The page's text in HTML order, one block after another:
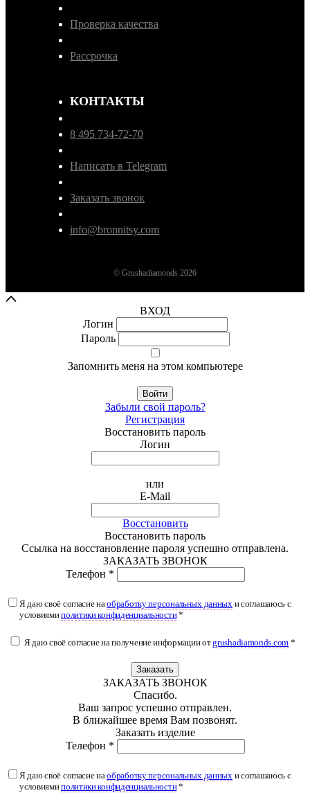
Проверка качества
Рассрочка
КОНТАКТЫ
8 495 734-72-70
Написать в Telegram
Заказать звонок
info@bronnitsy.com
© Grushadiamonds 2026
ВХОД
Логин
Пароль
Запомнить меня на этом компьютере
Войти
Забыли свой пароль?
Регистрация
Восстановить пароль
Логин
или
E-Mail
Восстановить
Восстановить пароль
Ссылка на восстановление пароля успешно отправлена.
ЗАКАЗАТЬ ЗВОНОК
Телефон *
Я даю своё согласие наобработку персональных данныхи соглашаюсь с
условиямиполитики конфиденциальности*
Я даю своё согласие на получение информации отgrushadiamonds.com *
Заказать
ЗАКАЗАТЬ ЗВОНОК
Спасибо.
Ваш запрос успешно отправлен.
В ближайшее время Вам позвонят.
Заказать изделие
Телефон *
Я даю своё согласие наобработку персональных данныхи соглашаюсь с
условиямиполитики конфиденциальности*